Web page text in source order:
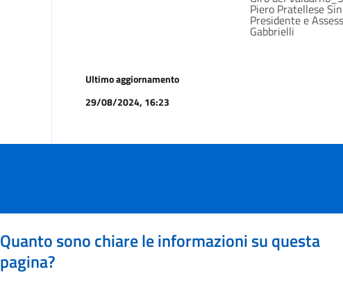
Piero Pratellese
Presidente e
Gabbrielli
Ultimo aggiornamento
29/08/2024, 16:23
Quanto sono chiare le informazioni su questa
pagina?